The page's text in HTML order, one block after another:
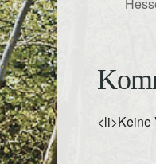
<li>Keine